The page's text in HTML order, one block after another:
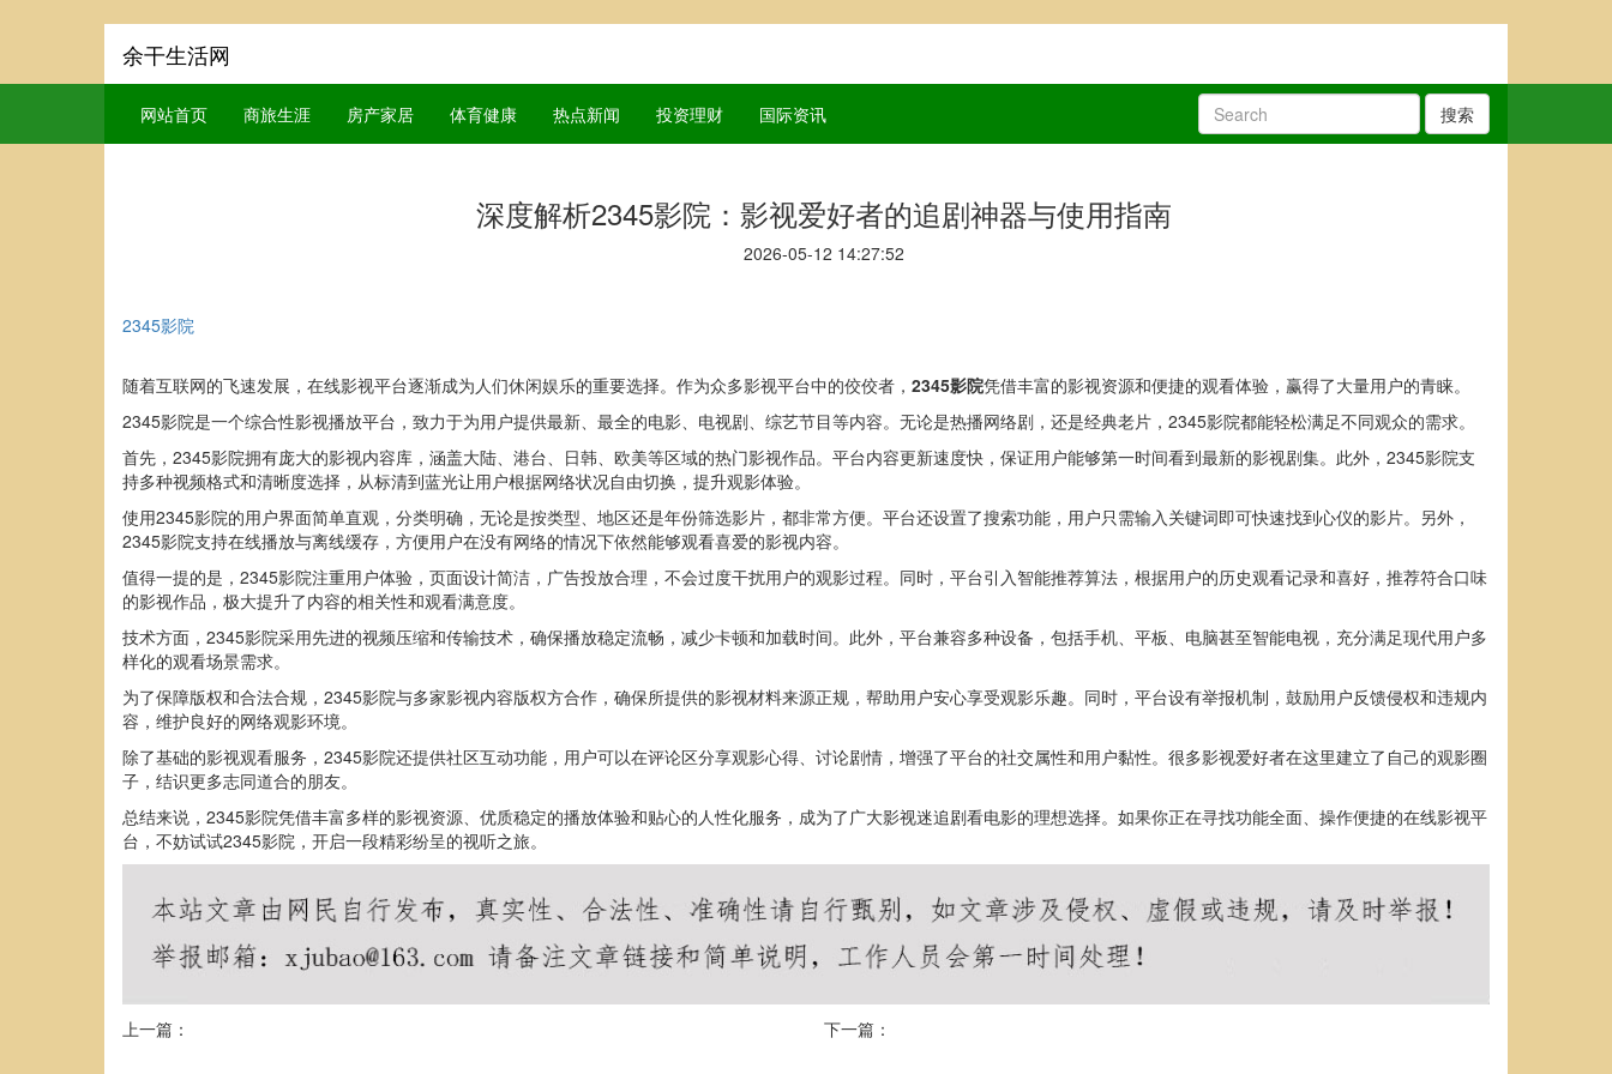
余干生活网
网站首页 商旅生涯 房产家居 体育健康 热点新闻 投资理财 国际资讯 搜索
深度解析2345影院：影视爱好者的追剧神器与使用指南
2026-05-12 14:27:52
2345影院
随着互联网的飞速发展，在线影视平台逐渐成为人们休闲娱乐的重要选择。作为众多影视平台中的佼佼者， 2345影院凭借丰富的影视资源和便捷的观看体验，赢得了大量用户的青睐。
2345影院是一个综合性影视播放平台，致力于为用户提供最新、最全的电影、电视剧、综艺节目等内容。无论是热播网络剧，还是经典老片，2345影院都能轻松满足不同观众的需求。
首先，2345影院拥有庞大的影视内容库，涵盖大陆、港台、日韩、欧美等区域的热门影视作品。平台内容更新速度快，保证用户能够第一时间看到最新的影视剧集。此外，2345影院支
持多种视频格式和清晰度选择，从标清到蓝光让用户根据网络状况自由切换，提升观影体验。
使用2345影院的用户界面简单直观，分类明确，无论是按类型、地区还是年份筛选影片，都非常方便。平台还设置了搜索功能，用户只需输入关键词即可快速找到心仪的影片。另外，
2345影院支持在线播放与离线缓存，方便用户在没有网络的情况下依然能够观看喜爱的影视内容。
值得一提的是，2345影院注重用户体验，页面设计简洁，广告投放合理，不会过度干扰用户的观影过程。同时，平台引入智能推荐算法，根据用户的历史观看记录和喜好，推荐符合口味
的影视作品，极大提升了内容的相关性和观看满意度。
技术方面，2345影院采用先进的视频压缩和传输技术，确保播放稳定流畅，减少卡顿和加载时间。此外，平台兼容多种设备，包括手机、平板、电脑甚至智能电视，充分满足现代用户多
样化的观看场景需求。
为了保障版权和合法合规，2345影院与多家影视内容版权方合作，确保所提供的影视材料来源正规，帮助用户安心享受观影乐趣。同时，平台设有举报机制，鼓励用户反馈侵权和违规内
容，维护良好的网络观影环境。
除了基础的影视观看服务，2345影院还提供社区互动功能，用户可以在评论区分享观影心得、讨论剧情，增强了平台的社交属性和用户黏性。很多影视爱好者在这里建立了自己的观影圈
子，结识更多志同道合的朋友。
总结来说，2345影院凭借丰富多样的影视资源、优质稳定的播放体验和贴心的人性化服务，成为了广大影视迷追剧看电影的理想选择。如果你正在寻找功能全面、操作便捷的在线影视平
台，不妨试试2345影院，开启一段精彩纷呈的视听之旅。
上一篇： 下一篇：